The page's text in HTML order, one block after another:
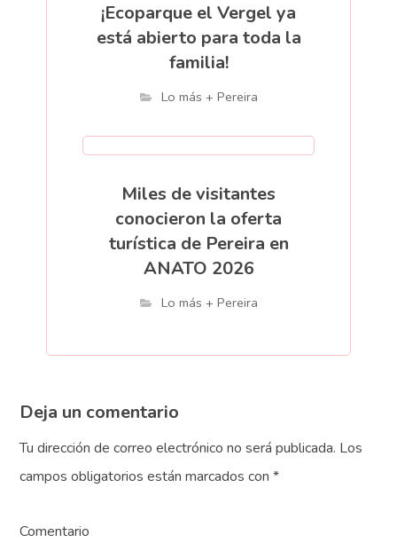
¡Ecoparque el Vergel ya
está abierto para toda la
familia!
Lo más + Pereira
Miles de visitantes
conocieron la oferta
turística de Pereira en
ANATO 2026
Lo más + Pereira
Deja un comentario
Tu dirección de correo electrónico no será publicada. Los
campos obligatorios están marcados con*
Comentario